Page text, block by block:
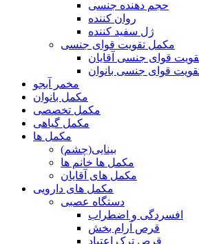
حجم دهنده جنسی
روان کننده
ژل سفید کننده
مکمل تقویت قوای جنسی
قوای جنسی آقایان
قوای جنسی بانوان
مخمر آبجو
مکمل بانوان
مکمل تخصصی
مکمل گیاهی
مکمل ها
بینایی(چشم)
مکمل ها خانم ها
مکمل های آقایان
مکمل های دارویی
دستگاه عصبی
افسردگی و اضطراب
قرص آرام بخش
قرص ترک اعتیاد